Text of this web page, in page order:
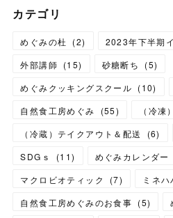
カテゴリ
めぐみの杜 (2) 2023年下半期
外部講師 (15) 砂糖断ち (5)
めぐみクッキングスクール (10)
自然食工房めぐみ
(55) （冷凍
（冷蔵）テイクアウト＆配送
(6)
SDGｓ
(11) めぐみカレンダー
マクロビオティック
(7) ミネハ
自然食工房めぐみのお食事 (5)